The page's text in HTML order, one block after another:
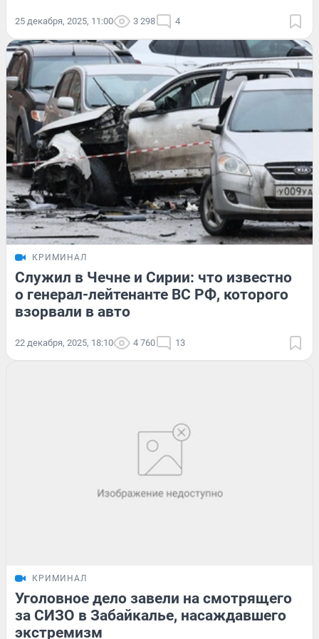
25 декабря, 2025, 11:00 3 298 4
КРИМИНАЛ
Служил в Чечне и Сирии: что известно
о генерал-лейтенанте ВС РФ, которого
взорвали в авто
22 декабря, 2025, 18:10 4 760 13
КРИМИНАЛ
Уголовное дело завели на смотрящего
за СИЗО в Забайкалье, насаждавшего
экстремизм